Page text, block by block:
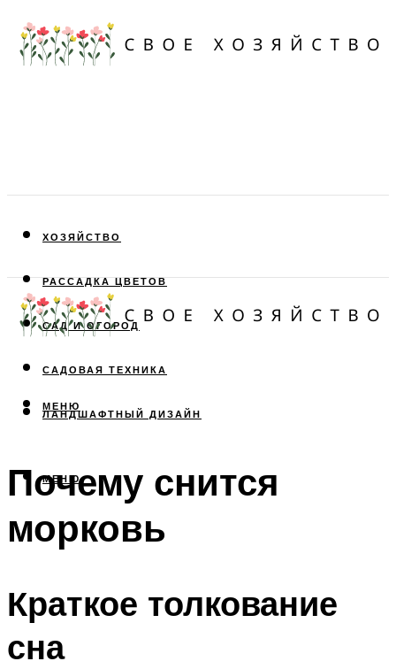
ХОЗЯЙСТВО
РАССАДКА ЦВЕТОВ
САД И ОГОРОД
САДОВАЯ ТЕХНИКА
ЛАНДШАФТНЫЙ ДИЗАЙН
МЕНЮ
МЕНЮ
Почему снится
морковь
Краткое толкование
сна